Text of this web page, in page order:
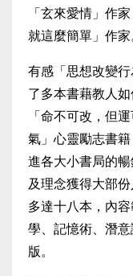
「玄來愛情」作
就這麼簡單」作家
有感「思想改變
了多本書藉教人
「命不可改，但
氣」心靈勵志書
進各大小書局的
及理念獲得大部
多達十八本，內
學、記憶術、潛
版。